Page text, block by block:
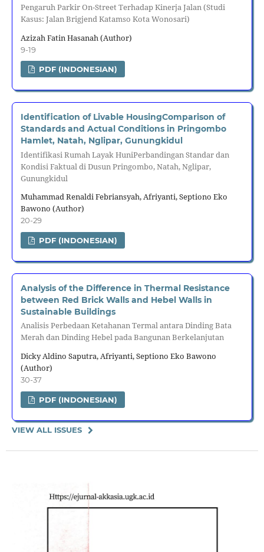
Pengaruh Parkir On-Street Terhadap Kinerja Jalan (Studi
Kasus: Jalan Brigjend Katamso Kota Wonosari)
Azizah Fatin Hasanah (Author)
9-19
PDF (INDONESIAN)
Identification of Livable HousingComparison of
Standards and Actual Conditions in Pringombo
Hamlet, Natah, Nglipar, Gunungkidul
Identifikasi Rumah Layak HuniPerbandingan Standar dan
Kondisi Faktual di Dusun Pringombo, Natah, Nglipar,
Gunungkidul
Muhammad Renaldi Febriansyah, Afriyanti, Septiono Eko
Bawono (Author)
20-29
PDF (INDONESIAN)
Analysis of the Difference in Thermal Resistance
between Red Brick Walls and Hebel Walls in
Sustainable Buildings
Analisis Perbedaan Ketahanan Termal antara Dinding Bata
Merah dan Dinding Hebel pada Bangunan Berkelanjutan
Dicky Aldino Saputra, Afriyanti, Septiono Eko Bawono
(Author)
30-37
PDF (INDONESIAN)
VIEW ALL ISSUES